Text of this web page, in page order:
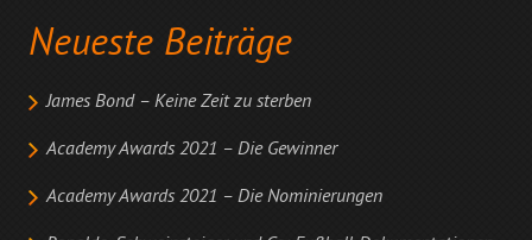
Neueste Beiträge
James Bond – Keine Zeit zu sterben
Academy Awards 2021 – Die Gewinner
Academy Awards 2021 – Die Nominierungen